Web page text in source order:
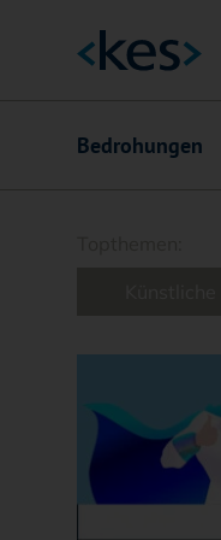
Hauptnavigation
Bedrohungen